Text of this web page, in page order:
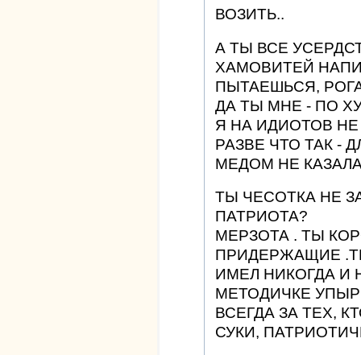
ВОЗИТЬ..
А ТЫ ВСЕ
ХАМОВИТЕЙ
ПЫТАЕШЬСЯ,
ДА ТЫ МНЕ - ПО
Я НА ИДИОТОВ
РАЗВЕ ЧТО ТАК -
МЕДОМ НЕ
ТЫ ЧЕСОТКА НЕ
ПАТРИОТА?
МЕРЗОТА . ТЫ
ПРИДЕРЖАЩИЕ
ИМЕЛ НИКОГДА
МЕТОДИЧКЕ
ВСЕГДА ЗА ТЕХ,
СУКИ,